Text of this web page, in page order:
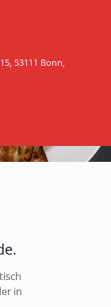
53111 Bonn,
in